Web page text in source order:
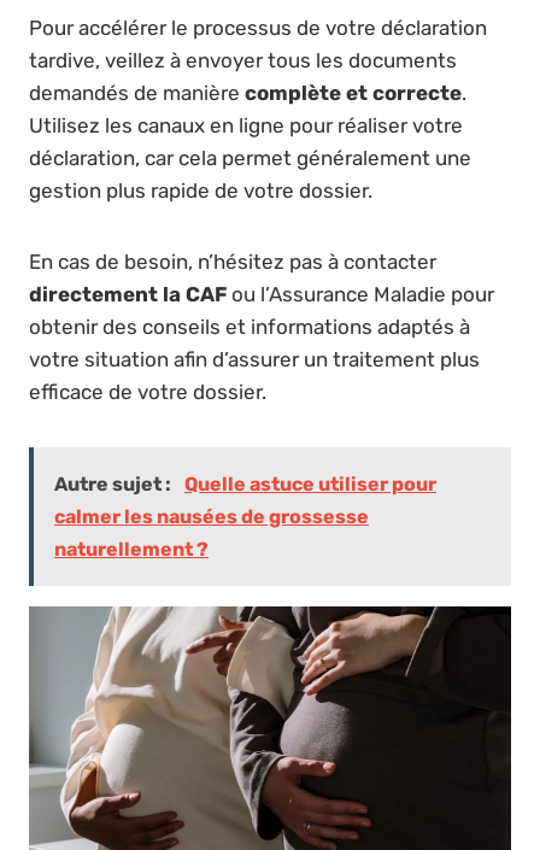
Pour accélérer le processus de votre déclaration
tardive, veillez à envoyer tous les documents
demandés de manière complète et correcte.
Utilisez les canaux en ligne pour réaliser votre
déclaration, car cela permet généralement une
gestion plus rapide de votre dossier.
En cas de besoin, n’hésitez pas à contacter
directement la CAF ou l’Assurance Maladie pour
obtenir des conseils et informations adaptés à
votre situation afin d’assurer un traitement plus
efficace de votre dossier.
Autre sujet :
Quelle astuce utiliser pour
calmer les nausées de grossesse
naturellement ?